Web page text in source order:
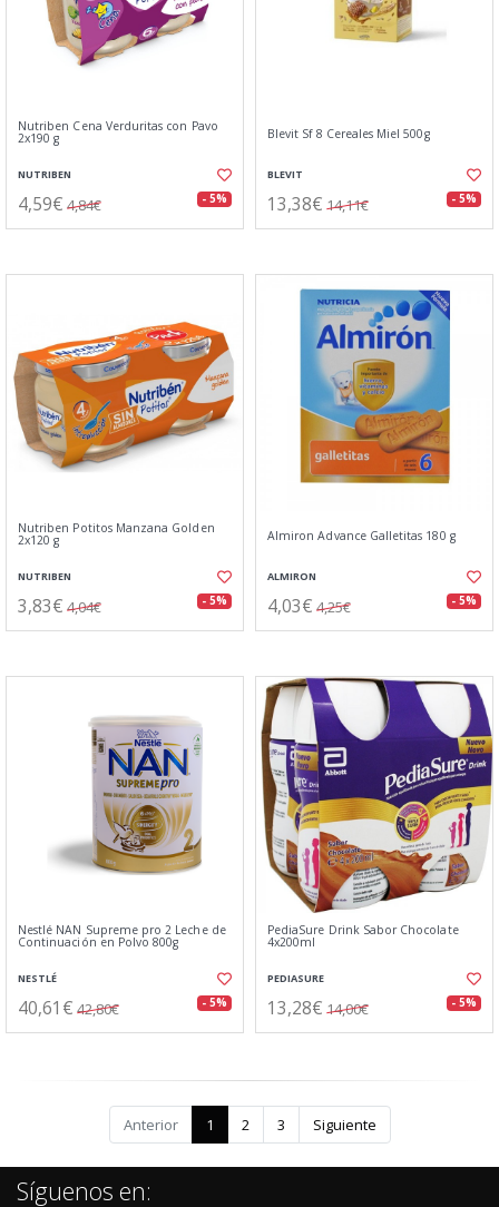
Nutriben Cena Verduritas con Pavo
2x190 g
NUTRIBEN
4,59€ 4,84€ - 5%
Blevit Sf 8 Cereales Miel 500g
BLEVIT
13,38€ 14,11€ - 5%
Nutriben Potitos Manzana Golden
2x120 g
NUTRIBEN
3,83€ 4,04€ - 5%
Almiron Advance Galletitas 180 g
ALMIRON
4,03€ 4,25€ - 5%
Nestlé NAN Supreme pro 2 Leche de
Continuación en Polvo 800g
NESTLÉ
40,61€ 42,80€ - 5%
PediaSure Drink Sabor Chocolate
4x200ml
PEDIASURE
13,28€ 14,00€ - 5%
Anterior 1 2 3 Siguiente
Síguenos en: